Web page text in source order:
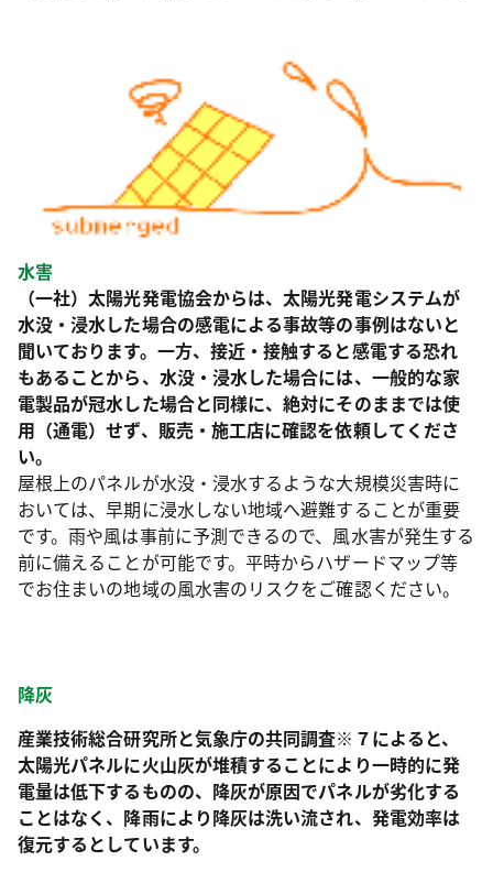
水害
（一社）太陽光発電協会からは、太陽光発電システムが
水没・浸水した場合の感電による事故等の事例はないと
聞いております。一方、接近・接触すると感電する恐れ
もあることから、水没・浸水した場合には、一般的な家
電製品が冠水した場合と同様に、絶対にそのままでは使
用（通電）せず、販売・施工店に確認を依頼してくださ
い。
屋根上のパネルが水没・浸水するような大規模災害時に
おいては、早期に浸水しない地域へ避難することが重要
です。雨や風は事前に予測できるので、風水害が発生する
前に備えることが可能です。平時からハザードマップ等
でお住まいの地域の風水害のリスクをご確認ください。
降灰
産業技術総合研究所と気象庁の共同調査※７によると、
太陽光パネルに火山灰が堆積することにより一時的に発
電量は低下するものの、降灰が原因でパネルが劣化する
ことはなく、降雨により降灰は洗い流され、発電効率は
復元するとしています。